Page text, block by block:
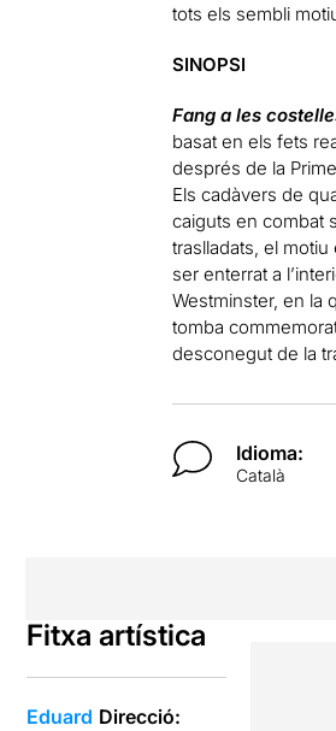
tots els sembli
SINOPSI
Fang a les
basat en els fets
després de la
Els cadàvers de
caiguts en combat
traslladats, el motiu
ser enterrat a
Westminster, en la
tomba
desconegut de la
Idioma:
Català
Fitxa artística
Eduard Direcció: